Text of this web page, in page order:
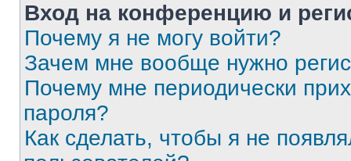
Вход на конференцию и
Почему я не могу войти?
Зачем мне вообще нужно
Почему мне периодически
пароля?
Как сделать, чтобы я не